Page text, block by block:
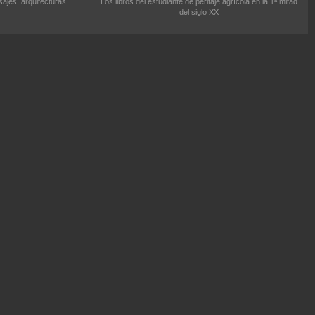
del siglo XX